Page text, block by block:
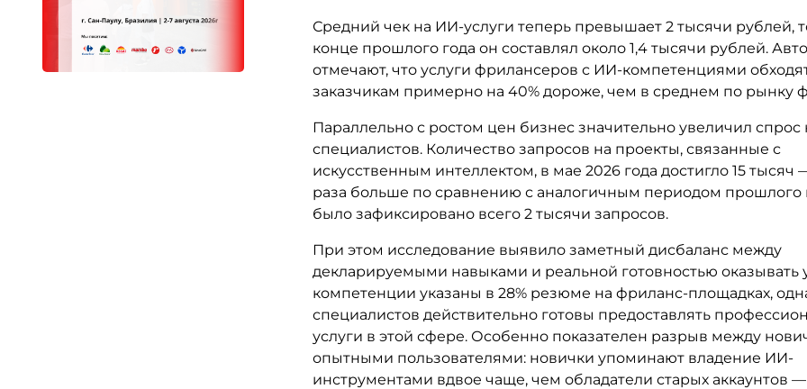
Средний чек на ИИ-услуги теперь превышает 2 тысячи рублей,
конце прошлого года он составлял около 1,4 тысячи рублей.
отмечают, что услуги фрилансеров с ИИ-компетенциями
заказчикам примерно на 40% дороже, чем в среднем по рынку
Параллельно с ростом цен бизнес значительно увеличил спрос
специалистов. Количество запросов на проекты, связанные с
искусственным интеллектом, в мае 2026 года достигло 15 тысяч
раза больше по сравнению с аналогичным периодом прошлого
было зафиксировано всего 2 тысячи запросов.
При этом исследование выявило заметный дисбаланс между
декларируемыми навыками и реальной готовностью оказывать
компетенции указаны в 28% резюме на фриланс-площадках,
специалистов действительно готовы предоставлять
услуги в этой сфере. Особенно показателен разрыв между
опытными пользователями: новички упоминают владение ИИ-
инструментами вдвое чаще, чем обладатели старых аккаунтов